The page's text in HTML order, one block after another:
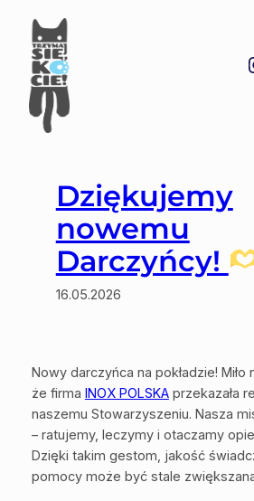
content
Dziękujemy
nowemu
Darczyńcy!
16.05.2026
Nowy darczyńca na pokładzie!
że firma INOX POLSKAprzekazała
naszemu Stowarzyszeniu. Nasza
– ratujemy, leczymy i otaczamy
Dzięki takim gestom, jakość
pomocy może być stale